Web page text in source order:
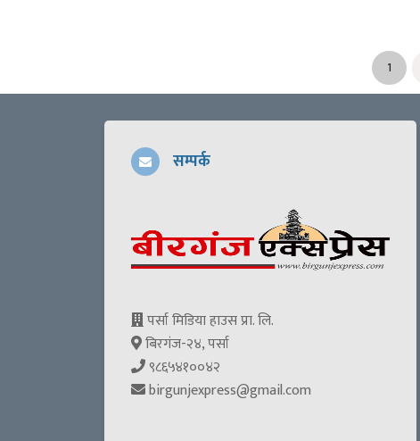
1
सम्पर्क
पर्सा मिडिया हाउस प्रा. लि.
बिरगंज-२४, पर्सा
९८६५४१००४२
birgunjexpress@gmail.com